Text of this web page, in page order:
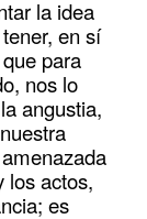
la idea
en sí
para
nos lo
angustia,
los actos,
es